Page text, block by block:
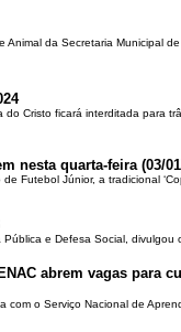
da Secretaria Municipal
Cristo ficará interditada para
nesta quarta-feira (03/
Futebol Júnior, a tradicional
e Defesa Social, divulgou
abrem vagas para
o Serviço Nacional de